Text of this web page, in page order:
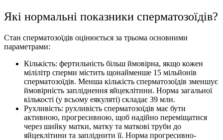
Які нормальні показники сперматозоїдів?
Стан сперматозоїдів оцінюється за трьома основними
параметрами:
Кількість: фертильність більш ймовірна, якщо кожен
мілілітр сперми містить щонайменше 15 мільйонів
сперматозоїдів. Менша кількість сперматозоїдів зменшує
ймовірність запліднення яйцеклітини. Норма загальної
кількості (у всьому еякуляті) складає 39 млн.
Рухливість: рухливість сперматозоїдів має бути
активною, прогресивною, щоб надійно переміщатися
через шийку матки, матку та маткові труби до
яйцеклітини та запліднити її. Норма прогресивно-